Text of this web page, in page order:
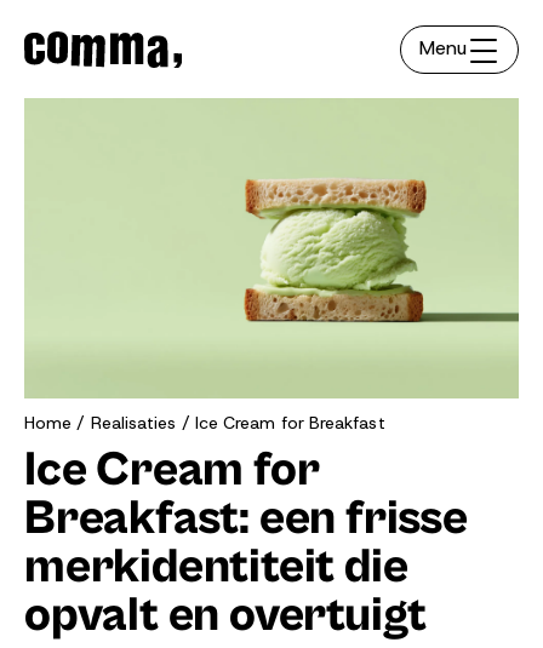
Menu
Home Realisaties Ice Cream for Breakfast
Ice Cream for
Breakfast: een frisse
merkidentiteit die
opvalt en overtuigt